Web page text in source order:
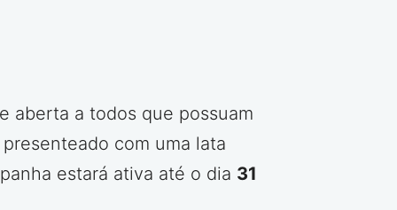
aberta a todos que possuam
com uma lata
estará ativa até o dia 31